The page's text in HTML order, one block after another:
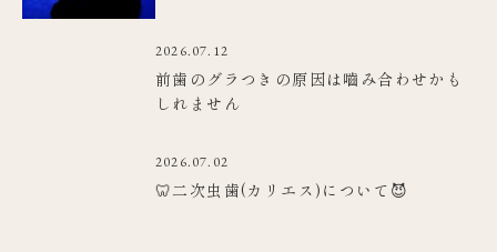
2026.07.12
前歯のグラつきの原因は嚙み合わせかも
しれません
2026.07.02
🦷二次虫歯(カリエス)について😈